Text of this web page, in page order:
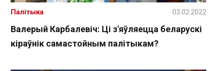
Валерый Карбалевіч: Ці з'яўляецца беларускі
кіраўнік самастойным палітыкам?
Палітыка 03.02.2022